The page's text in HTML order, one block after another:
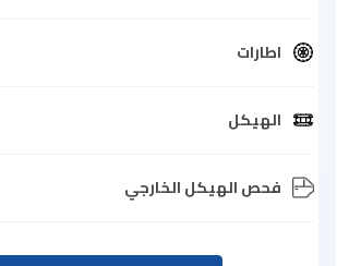
اطارات
الهيكل
فحص الهيكل الخارجي